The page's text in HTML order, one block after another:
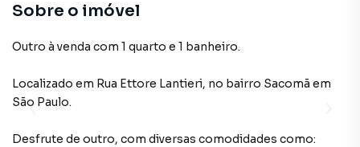
Sobre o imóvel
Outro à venda com 1 quarto e 1 banheiro.
Localizado em Rua Ettore Lantieri, no bairro Sacomã em
São Paulo.
Desfrute de outro, com diversas comodidades como: